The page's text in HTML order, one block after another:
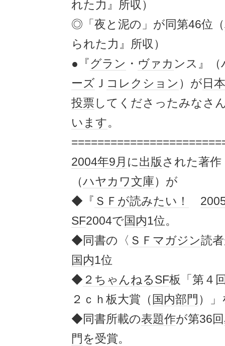
れた力』所収）
◎「夜と泥の」が同第46位（
られた力』所収）
●『グラン ・ ヴァカ ンス』
ーズ Ｊ コレクション ）が 日本
投票 してくださったみなさ
います。
2004年9月 に出版された著
（ハヤカワ文庫）が
◆『 ＳＦが読みたい！
SF2004で国内1位。
◆同書の〈 ＳＦマガジン読
国内1位
◆ ２ちゃんねるSF板「第
２ｃｈ板大賞（ 国内部門 ）
◆同書所載の表題作が第36回
門を受賞。